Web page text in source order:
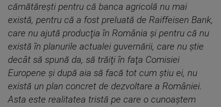
cămătăreşti pentru că banca agricolă nu mai
există, pentru că a fost preluată de Raiffeisen Bank,
care nu ajută producţia în România şi pentru că nu
există în planurile actualei guvernării, care nu ştie
decât să spună da, să trăiţi în faţa Comisiei
Europene şi după aia să facă tot cum ştiu ei, nu
există un plan concret de dezvoltare a României.
Asta este realitatea tristă pe care o cunoaştem